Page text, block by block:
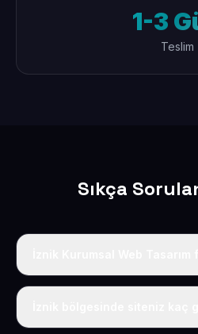
1-3
Teslim
Sıkça
Tek fiyat uygulanır: yıllık 50